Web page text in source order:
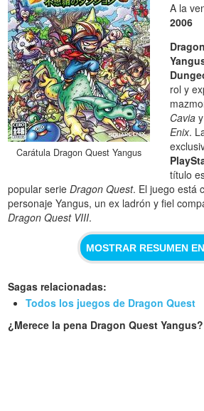
Carátula Dragon Quest Yangus
A la
2006
rol y
Cavia
Enix.
título
popular serieDragon Quest. El juego está
personaje Yangus, un ex ladrón y fiel
Dragon Quest VIII.
MOSTRAR RESUMEN
Sagas relacionadas:
Todos los juegos de Dragon Quest
¿Merece la pena Dragon Quest Yangus?